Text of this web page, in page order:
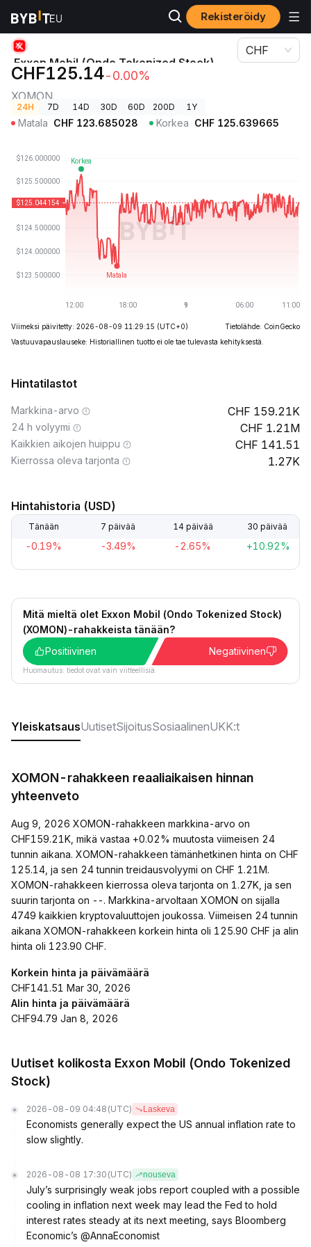
Rekisteröidy
Kryptohinnat Exxon Mobil (Ondo Tokenized Stock)-hinta XOMON
Exxon Mobil (Ondo Tokenized Stock)-
hinta
XOMON
CHF125.14-0.00%
CHF
24H 7D 14D 30D 60D 200D 1Y
Matala CHF 123.685028 Korkea CHF 125.639665
Viimeksi päivitetty: 2026-08-09 11:29:15 (UTC+0)
Tietolähde: CoinGecko
Vastuuvapauslauseke: Historiallinen tuotto ei ole tae tulevasta kehityksestä.
Hintatilastot
Markkina-arvo 159.21K
24 h volyymi 1.21M
Kaikkien aikojen huippu 141.51
Kierrossa oleva tarjonta 1.27K
Hintahistoria (USD)
Tänään 7 päivää 14 päivää 30 päivää
-0.19% -3.49% -2.65% +10.92%
Mitä mieltä olet Exxon Mobil (Ondo Tokenized Stock)
(XOMON)-rahakkeista tänään?
Positiivinen
Negatiivinen
Huomautus: tiedot ovat vain viitteellisiä.
YleiskatsausUutisetSijoitusSosiaalinenUKK:t
XOMON-rahakkeen reaaliaikaisen hinnan
yhteenveto
Aug 9, 2026 XOMON-rahakkeen markkina-arvo on
CHF159.21K, mikä vastaa +0.02% muutosta viimeisen 24
tunnin aikana. XOMON-rahakkeen tämänhetkinen hinta on CHF
125.14, ja sen 24 tunnin treidausvolyymi on CHF 1.21M.
XOMON-rahakkeen kierrossa oleva tarjonta on 1.27K, ja sen
suurin tarjonta on --. Markkina-arvoltaan XOMON on sijalla
4749 kaikkien kryptovaluuttojen joukossa. Viimeisen 24 tunnin
aikana XOMON-rahakkeen korkein hinta oli 125.90 CHF ja alin
hinta oli 123.90 CHF.
Korkein hinta ja päivämäärä
CHF141.51 Mar 30, 2026
Alin hinta ja päivämäärä
CHF94.79 Jan 8, 2026
Uutiset kolikosta Exxon Mobil (Ondo Tokenized
Stock)
2026-08-09 04:48 (UTC) Laskeva
Economists generally expect the US annual inflation rate to
slow slightly.
2026-08-08 17:30 (UTC) nouseva
July’s surprisingly weak jobs report coupled with a possible
cooling in inflation next week may lead the Fed to hold
interest rates steady at its next meeting, says Bloomberg
Economic’s @AnnaEconomist